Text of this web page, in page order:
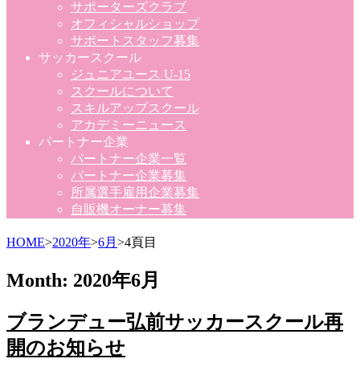
サポーターズクラブ
オフィシャルショップ
サポートスタッフ募集
サッカースクール
ジュニアユース U-15
スクールについて
スキルアップスクール
アカデミーニュース
パートナー企業
パートナー企業一覧
パートナー企業募集
所属選手雇用企業募集
自販機オーナー募集
HOME>2020年>6月 >4頁目
Month: 2020年6月
ブランデュー弘前サッカースクール再
開のお知らせ